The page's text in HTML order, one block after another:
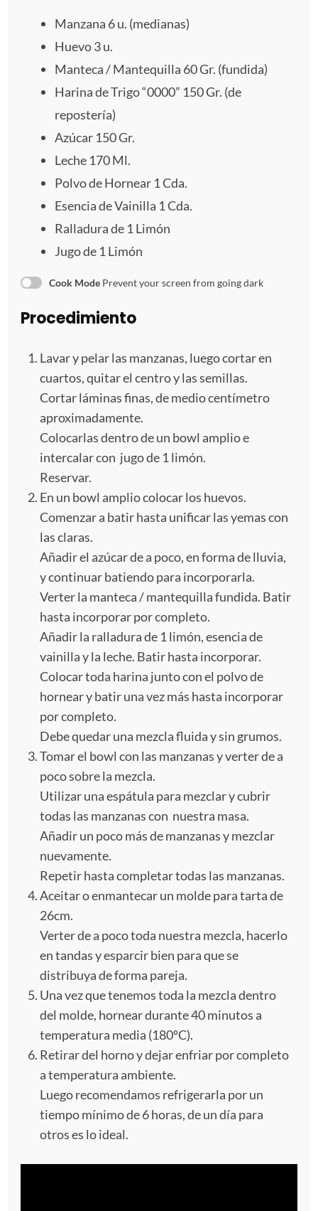
l
l
a
s
l
l
a
s
l
l
a
s
e
l
l
a
s
l
l
Manzana 6u. (medianas)
Huevo3u.
Manteca / Mantequilla 60 Gr. (fundida)
Harina de Trigo “0000” 150 Gr. (de
repostería)
Azúcar 150 Gr.
Leche 170Ml.
Polvo de Hornear 1 Cda.
Esencia de Vainilla 1 Cda.
Ralladura de 1 Limón
Jugo de 1 Limón
Cook Mode Prevent your screen from going dark
Procedimiento
Lavar y pelar las manzanas, luego cortar en
cuartos, quitar el centro y las semillas.
Cortar láminas finas, de medio centímetro
aproximadamente.
Colocarlas dentro de un bowl amplio e
intercalar con jugo de 1 limón.
Reservar.
En un bowl amplio colocar los huevos.
Comenzar a batir hasta unificar las yemas con
las claras.
Añadir el azúcar de a poco, en forma de lluvia,
y continuar batiendo para incorporarla.
Verter la manteca / mantequilla fundida. Batir
hasta incorporar por completo.
Añadir la ralladura de 1 limón, esencia de
vainilla y la leche. Batir hasta incorporar.
Colocar toda harina junto con el polvo de
hornear y batir una vez más hasta incorporar
por completo.
Debe quedar una mezcla fluida y sin grumos.
Tomar el bowl con las manzanas y verter de a
poco sobre la mezcla.
Utilizar una espátula para mezclar y cubrir
todas las manzanas con nuestra masa.
Añadir un poco más de manzanas y mezclar
nuevamente.
Repetir hasta completar todas las manzanas.
Aceitar o enmantecar un molde para tarta de
26cm.
Verter de a poco toda nuestra mezcla, hacerlo
en tandas y esparcir bien para que se
distribuya de forma pareja.
Una vez que tenemos toda la mezcla dentro
del molde, hornear durante 40 minutos a
temperatura media (180ºC).
Retirar del horno y dejar enfriar por completo
a temperatura ambiente.
Luego recomendamos refrigerarla por un
tiempo mínimo de 6 horas, de un día para
otros es lo ideal.